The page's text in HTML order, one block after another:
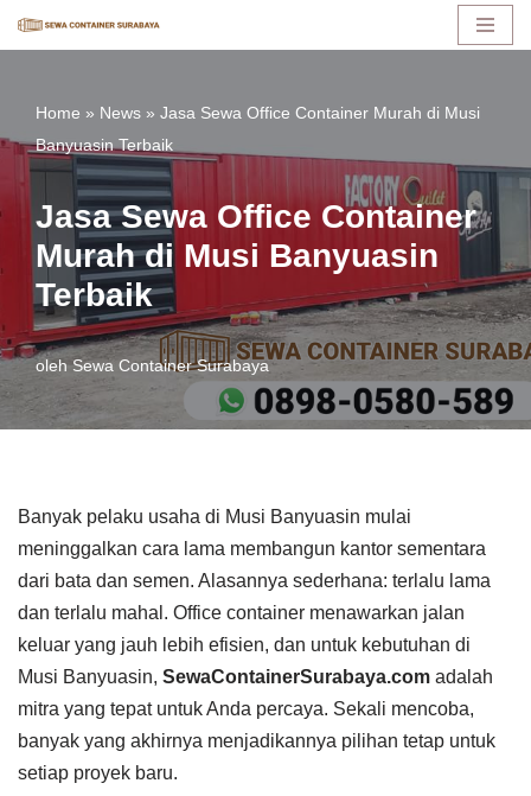
Home » News » Jasa Sewa Office Container Murah di Musi
Banyuasin Terbaik
Jasa Sewa Office Container
Murah di Musi Banyuasin
Terbaik
olehSewa Container Surabaya
Banyak pelaku usaha di Musi Banyuasin mulai
meninggalkan cara lama membangun kantor sementara
dari bata dan semen. Alasannya sederhana: terlalu lama
dan terlalu mahal. Office container menawarkan jalan
keluar yang jauh lebih efisien, dan untuk kebutuhan di
Musi Banyuasin, SewaContainerSurabaya.com adalah
mitra yang tepat untuk Anda percaya. Sekali mencoba,
banyak yang akhirnya menjadikannya pilihan tetap untuk
setiap proyek baru.